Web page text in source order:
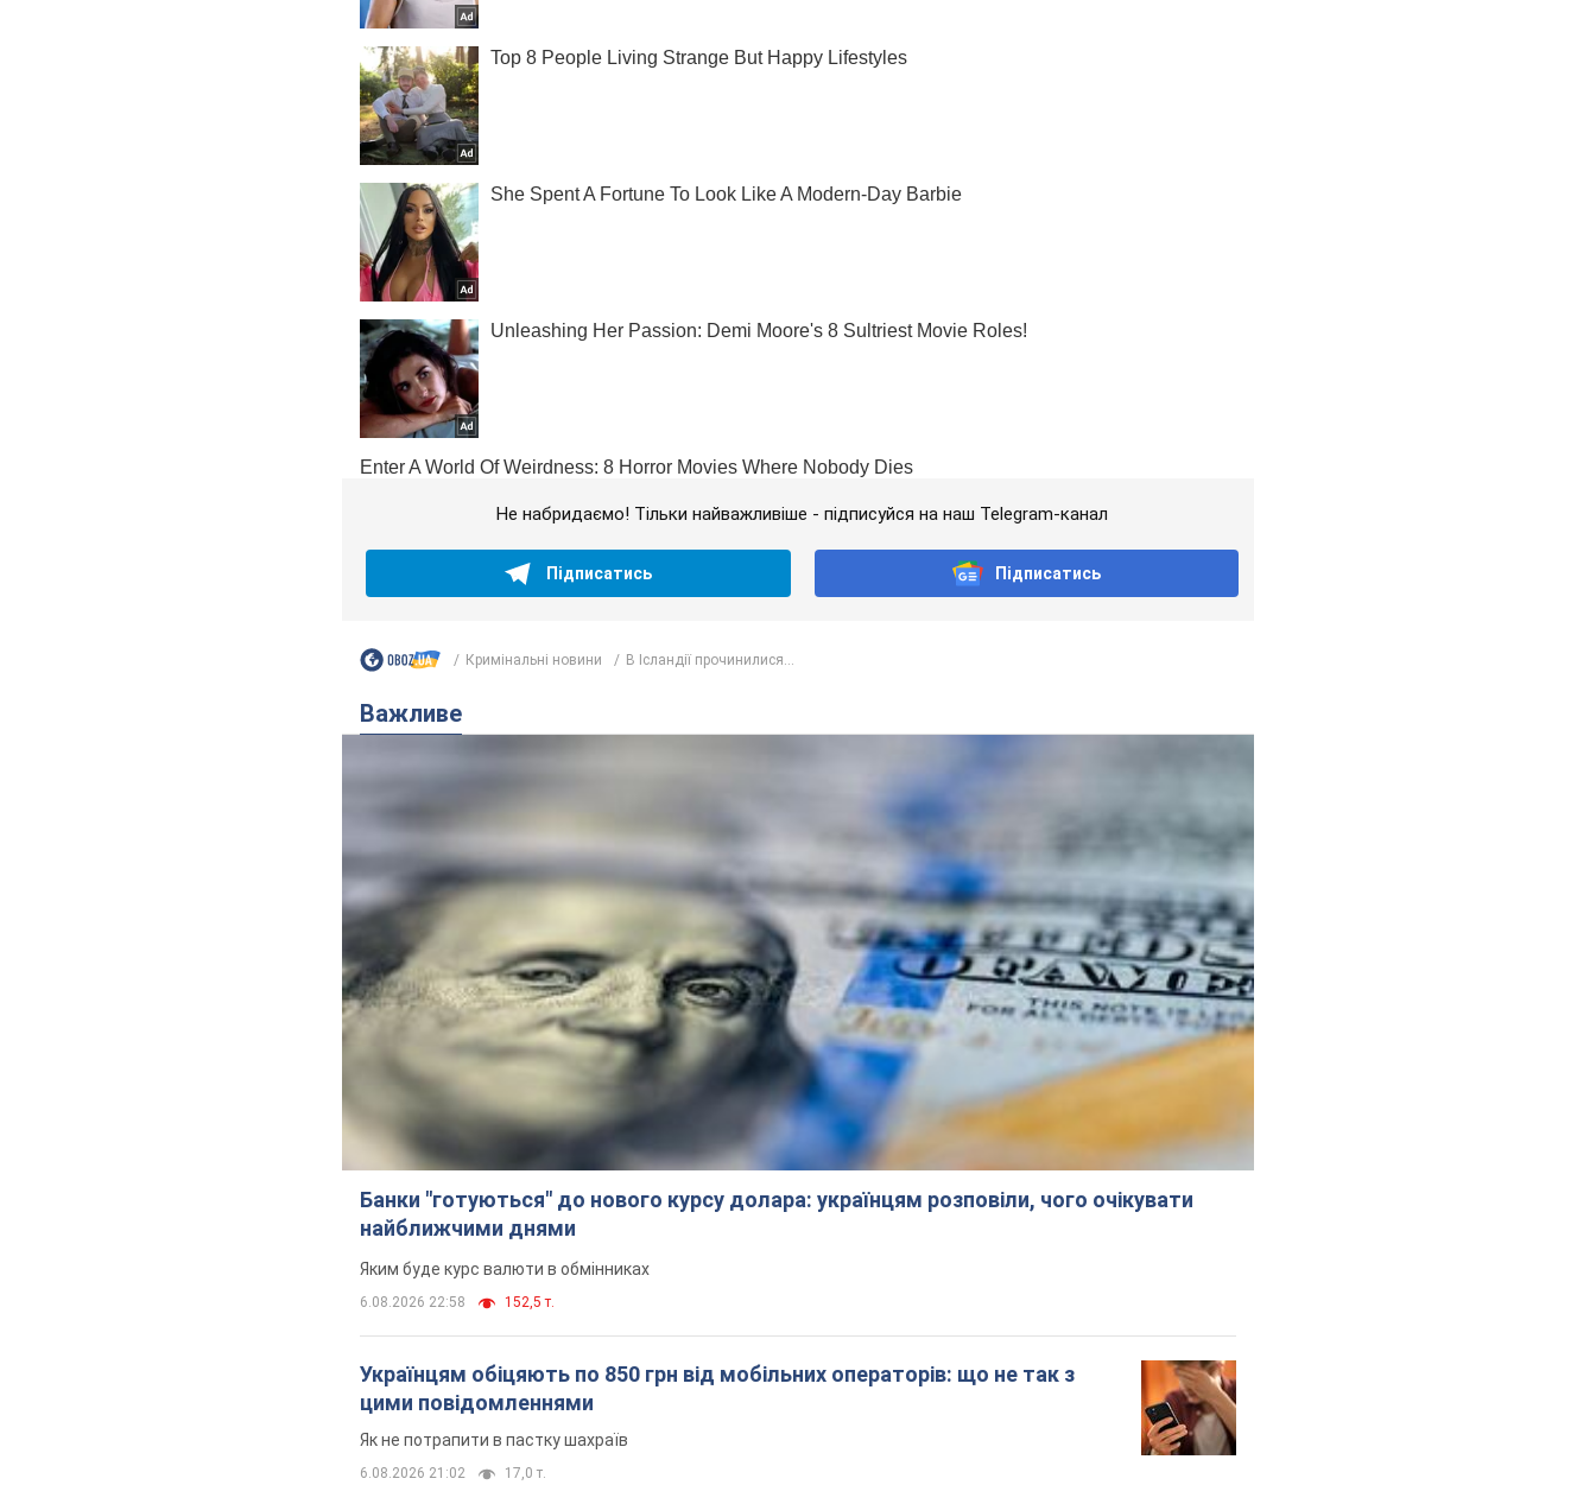
Не набридаємо! Тільки найважливіше - підписуйся на наш Telegram-канал
Підписатись Підписатись
Кримінальні новини В Ісландії прочинилися...
Важливе
Банки "готуються" до нового курсу долара: українцям розповіли, чого очікувати
найближчими днями
Яким буде курс валюти в обмінниках
6.08.2026 22:58 152,5 т.
Українцям обіцяють по 850 грн від мобільних операторів: що не так з
цими повідомленнями
Як не потрапити в пастку шахраїв
6.08.2026 21:02 17,0 т.